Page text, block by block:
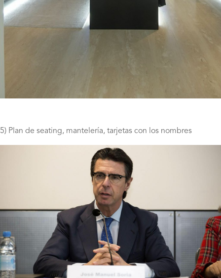
5) Plan de seating, mantelería, tarjetas con los nombres